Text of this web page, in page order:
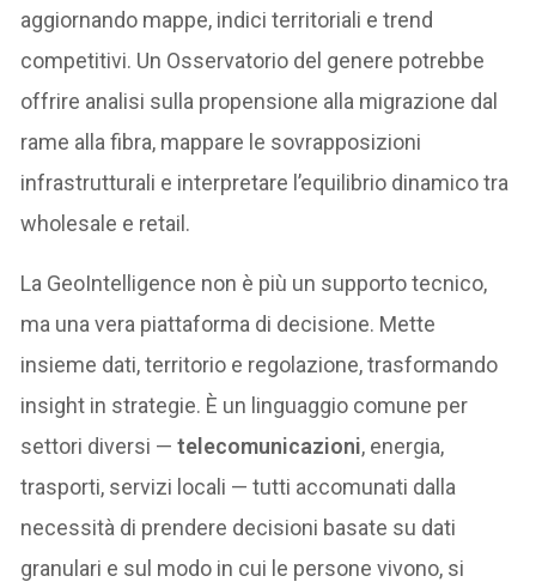
aggiornando mappe, indici territoriali e trend
competitivi. Un Osservatorio del genere potrebbe
offrire analisi sulla propensione alla migrazione dal
rame alla fibra, mappare le sovrapposizioni
infrastrutturali e interpretare l’equilibrio dinamico tra
wholesale e retail.
La GeoIntelligence non è più un supporto tecnico,
ma una vera piattaforma di decisione. Mette
insieme dati, territorio e regolazione, trasformando
insight in strategie. È un linguaggio comune per
settori diversi —telecomunicazioni, energia,
trasporti, servizi locali — tutti accomunati dalla
necessità di prendere decisioni basate su dati
granulari e sul modo in cui le persone vivono, si